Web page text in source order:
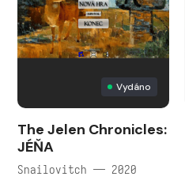
Vydáno
The Jelen Chronicles:
JÉŇA
Snailovitch — 2020